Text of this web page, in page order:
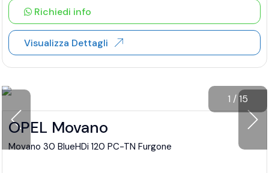
Richiedi info
Visualizza Dettagli
1 /15
OPEL Movano
Movano 30 BlueHDi 120 PC-TN Furgone